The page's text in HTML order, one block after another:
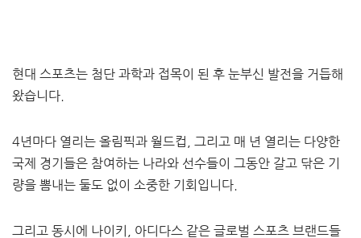
현대 스포츠는 첨단 과학과 접목이 된 후 눈부신 발전을 거듭해
왔습니다.
4년마다 열리는 올림픽과 월드컵, 그리고 매 년 열리는 다양한
국제 경기들은 참여하는 나라와 선수들이 그동안 갈고 닦은 기
량을 뽐내는 둘도 없이 소중한 기회입니다.
그리고 동시에 나이키, 아디다스 같은 글로벌 스포츠 브랜드들